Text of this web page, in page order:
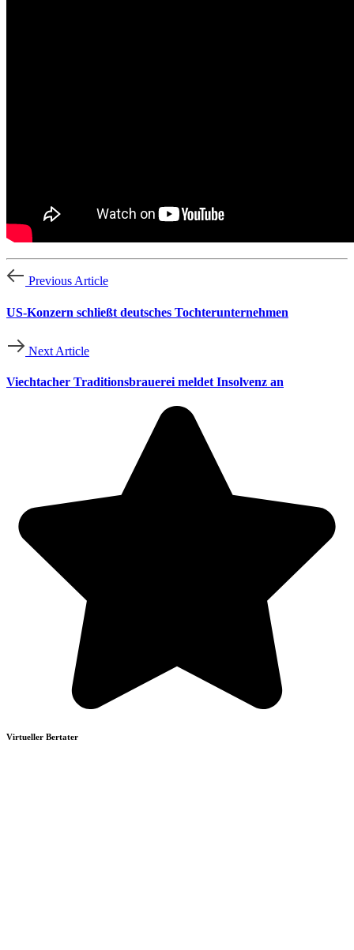
Previous Article
US-Konzern schließt deutsches Tochterunternehmen
Next Article
Viechtacher Traditionsbrauerei meldet Insolvenz an
Virtueller Bertater